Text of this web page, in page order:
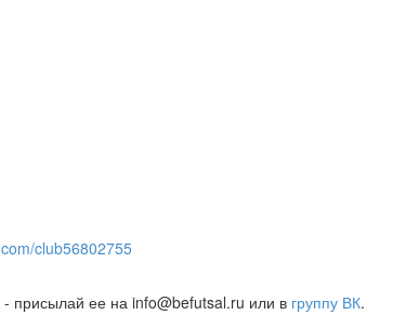
club56802755
присылай ее на info@befutsal.ru или в группу ВК.